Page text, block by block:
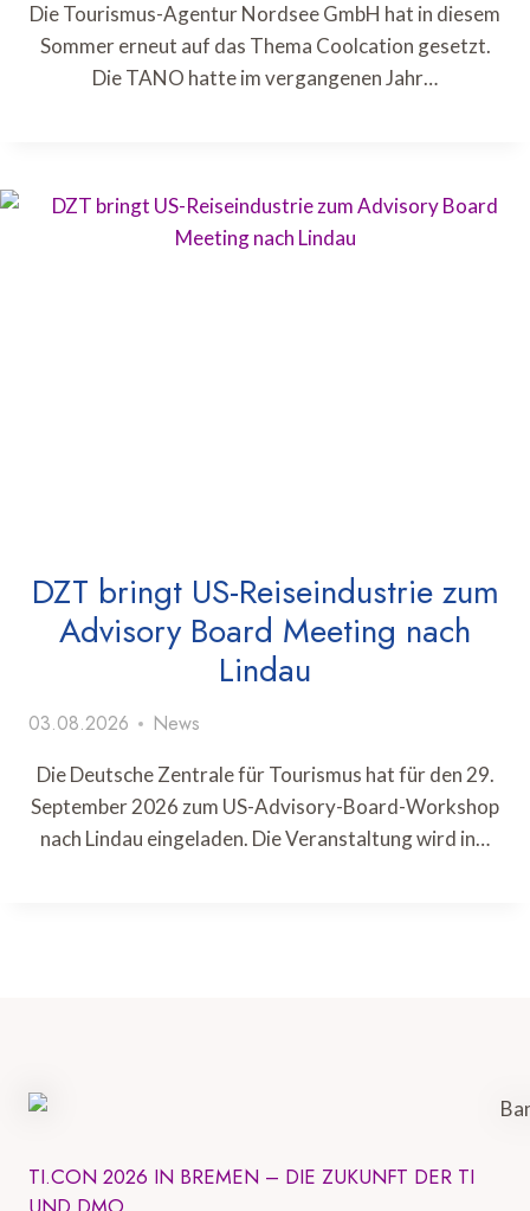
Die Tourismus-Agentur Nordsee GmbH hat in diesem
Sommer erneut auf das Thema Coolcation gesetzt.
Die TANO hatte im vergangenen Jahr…
DZT bringt US-Reiseindustrie zum
Advisory Board Meeting nach
Lindau
03.08.2026 News
Die Deutsche Zentrale für Tourismus hat für den 29.
September 2026 zum US-Advisory-Board-Workshop
nach Lindau eingeladen. Die Veranstaltung wird in…
TI.CON 2026 IN BREMEN – DIE ZUKUNFT DER TI